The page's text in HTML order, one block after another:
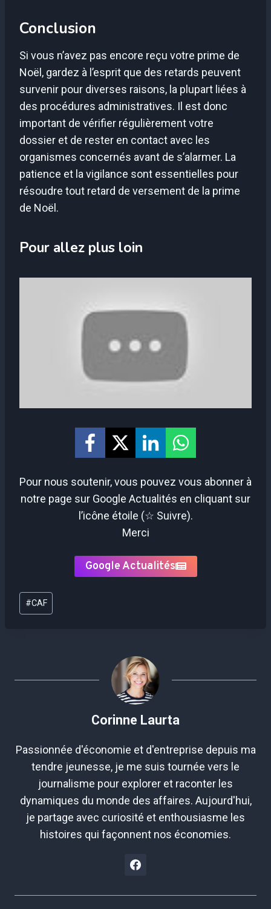
Conclusion
Si vous n’avez pas encore reçu votre prime de
Noël, gardez à l’esprit que des retards peuvent
survenir pour diverses raisons, la plupart liées à
des procédures administratives. Il est donc
important de vérifier régulièrement votre
dossier et de rester en contact avec les
organismes concernés avant de s’alarmer. La
patience et la vigilance sont essentielles pour
résoudre tout retard de versement de la prime
de Noël.
Pour allez plus loin
Pour nous soutenir, vous pouvez vous abonner à
notre page sur Google Actualités en cliquant sur
l’icône étoile (☆ Suivre).
Merci
Google Actualités
Étiquettes
de
#CAF
Corinne Laurta
Passionnée d'économie et d'entreprise depuis ma
tendre jeunesse, je me suis tournée vers le
journalisme pour explorer et raconter les
dynamiques du monde des affaires. Aujourd'hui,
je partage avec curiosité et enthousiasme les
histoires qui façonnent nos économies.